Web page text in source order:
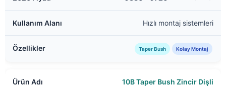
Hızlı montaj sistemleri
Taper Bush Kolay Montaj
10B Taper Bush Zincir Dişli